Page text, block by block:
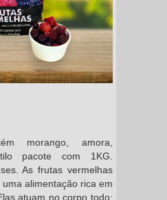
morango, amora,
pacote com 1KG.
As frutas vermelhas
alimentação rica em
atuam no corpo todo: